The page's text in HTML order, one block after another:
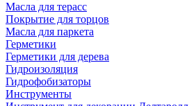
Масла для терасс
Покрытие для торцов
Масла для паркета
Герметики
Герметики для дерева
Гидроизоляция
Гидрофобизаторы
Инструменты